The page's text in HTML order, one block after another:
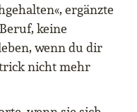
ergänzte
keine
wenn du dir
nicht mehr